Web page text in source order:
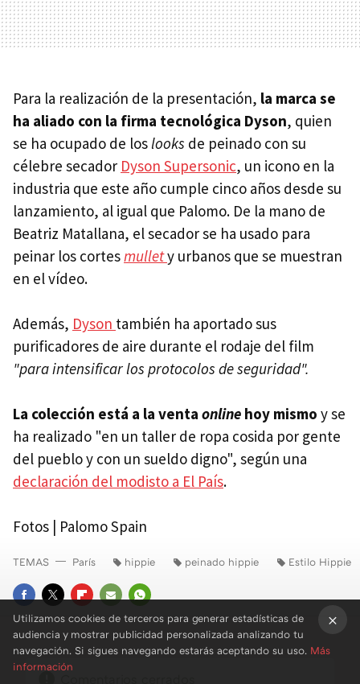
Para la realización de la presentación, la marca se
ha aliado con la firma tecnológica Dyson, quien
se ha ocupado de loslooks de peinado con su
célebre secador Dyson Supersonic, un icono en la
industria que este año cumple cinco años desde su
lanzamiento, al igual que Palomo. De la mano de
Beatriz Matallana, el secador se ha usado para
peinar los cortesmullety urbanos que se muestran
en el vídeo.
Además, Dyson también ha aportado sus
purificadores de aire durante el rodaje del film
"para intensificar los protocolos de seguridad".
La colección está a la venta online hoy mismo y se
ha realizado "en un taller de ropa cosida por gente
del pueblo y con un sueldo digno", según una
declaración del modisto a El País.
Fotos | Palomo Spain
FACEBOOK
TWITTERFLIPBOARD
E-
MAIL
WHATSAPP
TEMAS París hippie peinado hippie Estilo Hippie
Utilizamos cookies de terceros para generar estadísticas de
audiencia y mostrar publicidad personalizada analizando tu
navegación. Si sigues navegando estarás aceptando su uso. Más
información